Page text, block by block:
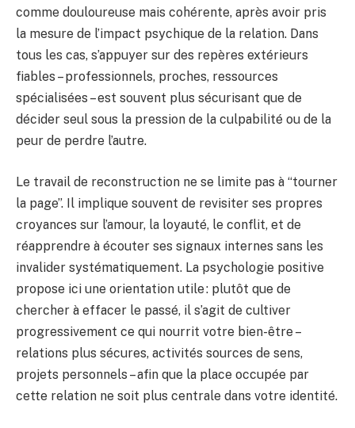
comme douloureuse mais cohérente, après avoir pris
la mesure de l’impact psychique de la relation. Dans
tous les cas, s’appuyer sur des repères extérieurs
fiables – professionnels, proches, ressources
spécialisées – est souvent plus sécurisant que de
décider seul sous la pression de la culpabilité ou de la
peur de perdre l’autre.
Le travail de reconstruction ne se limite pas à “tourner
la page”. Il implique souvent de revisiter ses propres
croyances sur l’amour, la loyauté, le conflit, et de
réapprendre à écouter ses signaux internes sans les
invalider systématiquement. La psychologie positive
propose ici une orientation utile : plutôt que de
chercher à effacer le passé, il s’agit de cultiver
progressivement ce qui nourrit votre bien-être –
relations plus sécures, activités sources de sens,
projets personnels – afin que la place occupée par
cette relation ne soit plus centrale dans votre identité.